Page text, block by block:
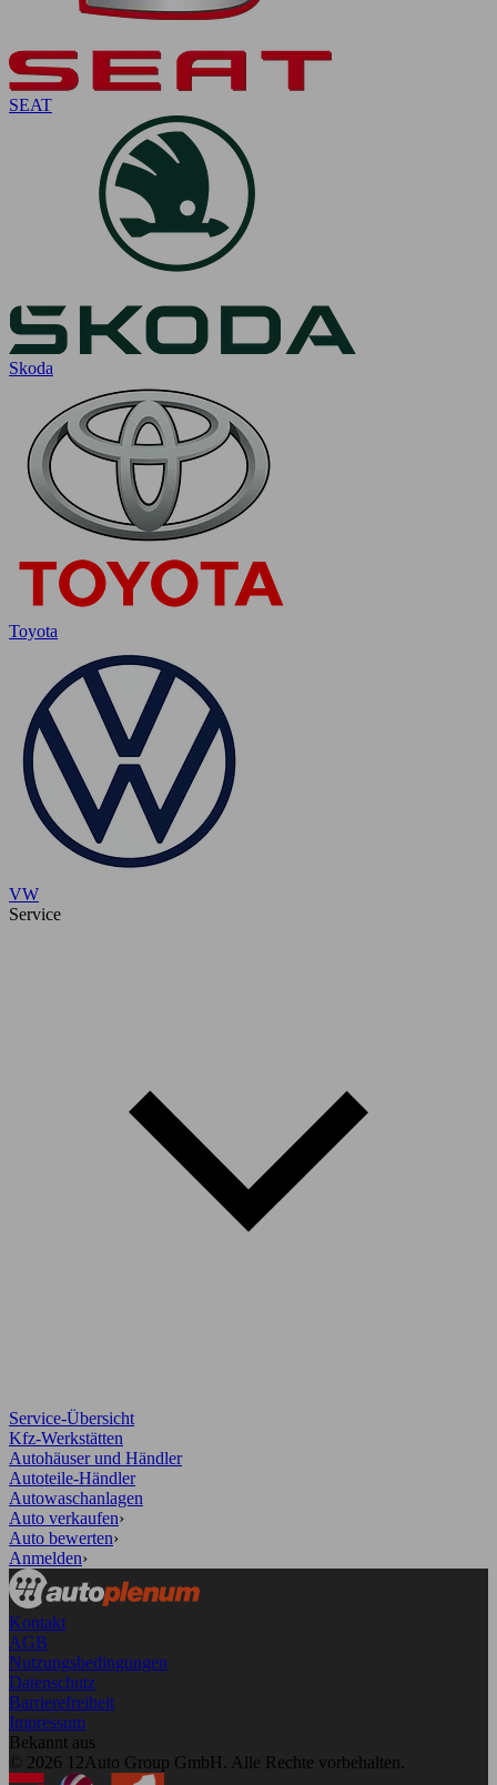
SEAT
Skoda
Toyota
VW
Service
Service-Übersicht
Kfz-Werkstätten
Autohäuser und Händler
Autoteile-Händler
Autowaschanlagen
Auto verkaufen›
Auto bewerten›
Anmelden›
Kontakt
AGB
Nutzungsbedingungen
Datenschutz
Barrierefreiheit
Impressum
Bekannt aus
© 2026 12Auto Group GmbH. Alle Rechte vorbehalten.